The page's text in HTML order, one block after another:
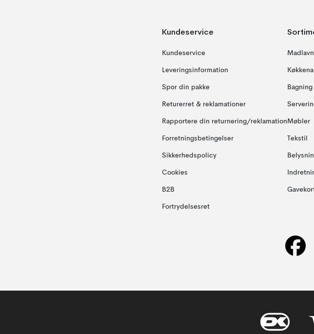
Kundeservice
Kundeservice
Leveringsinformation
Spor din pakke
Returerret & reklamationer
Rapportere din returnering/reklamation
Forretningsbetingelser
Sikkerhedspolicy
Cookies
B2B
Fortrydelsesret
Bagning
Møbler
Tekstil